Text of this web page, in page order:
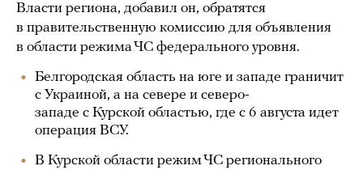
Власти региона, добавил он, обратятся
в правительственную комиссию для объявления
в области режима ЧС федерального уровня.
Белгородская область на юге и западе граничит
с Украиной, а на севере и северо-
западе с Курской областью, где с 6 августа идет
операция ВСУ.
В Курской области режим ЧС регионального